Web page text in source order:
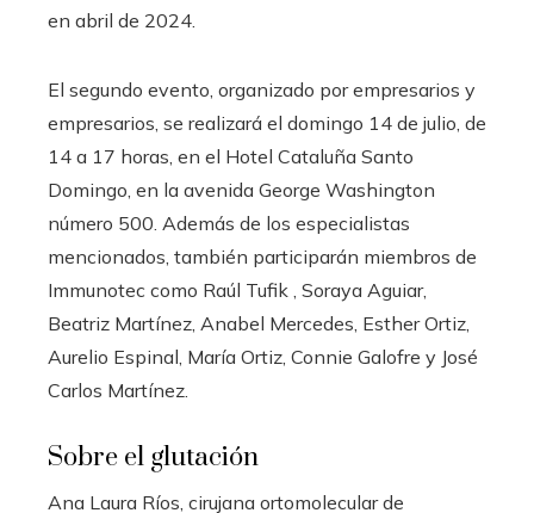
en abril de 2024.
El segundo evento, organizado por empresarios y
empresarios, se realizará el domingo 14 de julio, de
14 a 17 horas, en el Hotel Cataluña Santo
Domingo, en la avenida George Washington
número 500. Además de los especialistas
mencionados, también participarán miembros de
Immunotec como Raúl Tufik , Soraya Aguiar,
Beatriz Martínez, Anabel Mercedes, Esther Ortiz,
Aurelio Espinal, María Ortiz, Connie Galofre y José
Carlos Martínez.
Sobre el glutación
Ana Laura Ríos, cirujana ortomolecular de